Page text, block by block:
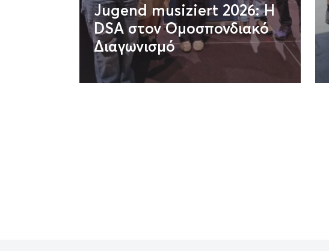
Jugend musiziert 2026: H
DSA στον Ομοσπονδιακό
Διαγωνισμό